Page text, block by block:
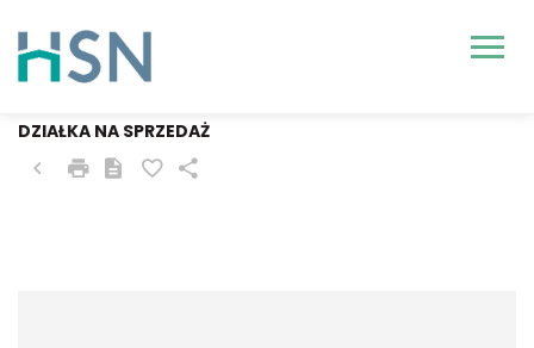
SZCZECIN, JEZIERZYCE
DZIAŁKA NA SPRZEDAŻ